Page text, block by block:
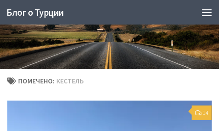
Блог о Турции
ПОМЕЧЕНО: КЕСТЕЛЬ
14